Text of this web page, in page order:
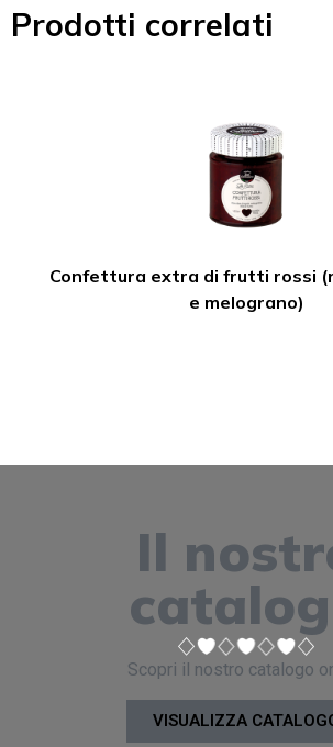
Prodotti correlati
Confettura extra di frutti rossi
e melograno)
Il
Scopri il nostro catalogo
VISUALIZZA